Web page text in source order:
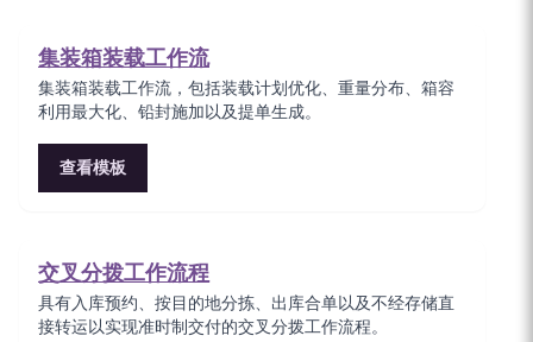
集装箱装载工作流
集装箱装载工作流，包括装载计划优化、重量分布、箱容
利用最大化、铅封施加以及提单生成。
查看模板
交叉分拨工作流程
具有入库预约、按目的地分拣、出库合单以及不经存储直
接转运以实现准时制交付的交叉分拨工作流程。